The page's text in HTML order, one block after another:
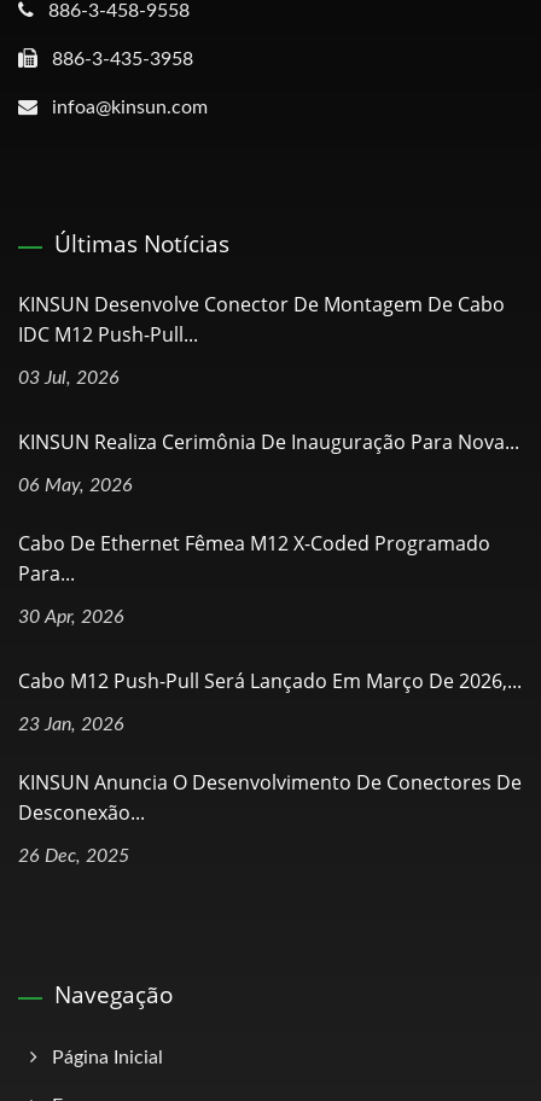
886-3-458-9558
886-3-435-3958
infoa@kinsun.com
Últimas Notícias
KINSUN Desenvolve Conector De Montagem De Cabo
IDC M12 Push-Pull...
03 Jul, 2026
KINSUN Realiza Cerimônia De Inauguração Para Nova...
06 May, 2026
Cabo De Ethernet Fêmea M12 X-Coded Programado
Para...
30 Apr, 2026
Cabo M12 Push-Pull Será Lançado Em Março De 2026,...
23 Jan, 2026
KINSUN Anuncia O Desenvolvimento De Conectores De
Desconexão...
26 Dec, 2025
Navegação
Página Inicial